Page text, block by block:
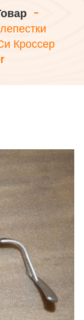
-
Кроссер